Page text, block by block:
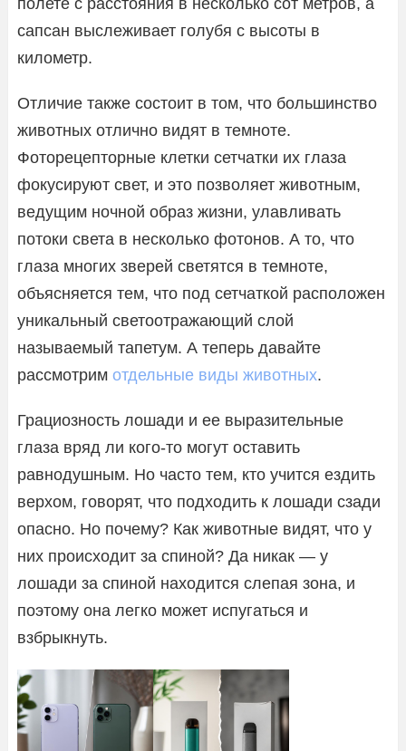
сапсан выслеживает голубя с высоты в
километр.
Отличие также состоит в том, что большинство
животных отлично видят в темноте.
Фоторецепторные клетки сетчатки их глаза
фокусируют свет, и это позволяет животным,
ведущим ночной образ жизни, улавливать
потоки света в несколько фотонов. А то, что
глаза многих зверей светятся в темноте,
объясняется тем, что под сетчаткой расположен
уникальный светоотражающий слой
называемый тапетум. А теперь давайте
рассмотрим отдельные виды животных.
Грациозность лошади и ее выразительные
глаза вряд ли кого-то могут оставить
равнодушным. Но часто тем, кто учится ездить
верхом, говорят, что подходить к лошади сзади
опасно. Но почему? Как животные видят, что у
них происходит за спиной? Да никак — у
лошади за спиной находится слепая зона, и
поэтому она легко может испугаться и
взбрыкнуть.